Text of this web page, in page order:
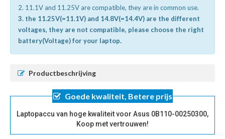
2. 11.1V and 11.25V are compatible, they are in common use.
3. the 11.25V(=11.1V) and 14.8V(=14.4V) are the different
voltages, they are not compatible, please choose the right
battery(Voltage) for your laptop.
Productbeschrijving
Goede kwaliteit, Betere prijs
Laptopaccu van hoge kwaliteit voor Asus 0B110-00250300,
Koop met vertrouwen!